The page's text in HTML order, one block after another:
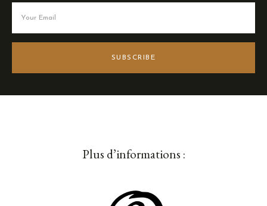
SUBSCRIBE
Plus d’informations :